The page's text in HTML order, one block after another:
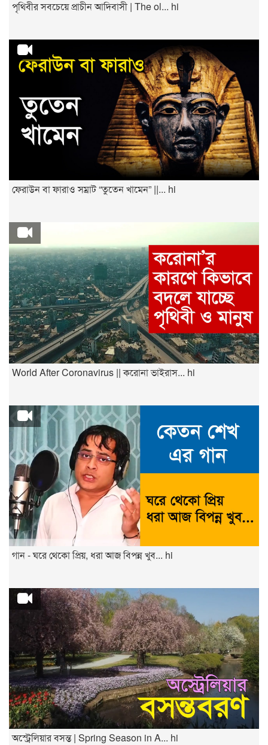
পৃথিবীর সবচেয়ে প্রাচীন আদিবাসী | The ol... hi
ফেরাউন বা ফারাও সম্রাট “তুতেন খামেন” ||... hi
World After Coronavirus || করোনা ভাইরাস... hi
গান - ঘরে থেকো প্রিয়, ধরা আজ বিপন্ন খুব... hi
অস্ট্রেলিয়ার বসন্ত | Spring Season in A... hi